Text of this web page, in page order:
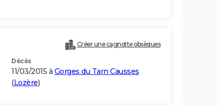
Créer une cagnotte obsèques
Décès
11/03/2015 à Gorges du Tarn Causses
(Lozère)